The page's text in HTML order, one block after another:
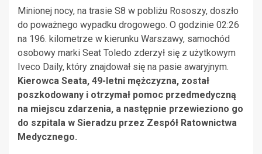
Minionej nocy, na trasie S8 w pobliżu Rososzy, doszło
do poważnego wypadku drogowego. O godzinie 02:26
na 196. kilometrze w kierunku Warszawy, samochód
osobowy marki Seat Toledo zderzył się z użytkowym
Iveco Daily, który znajdował się na pasie awaryjnym.
Kierowca Seata, 49-letni mężczyzna, został
poszkodowany i otrzymał pomoc przedmedyczną
na miejscu zdarzenia, a następnie przewieziono go
do szpitala w Sieradzu przez Zespół Ratownictwa
Medycznego.